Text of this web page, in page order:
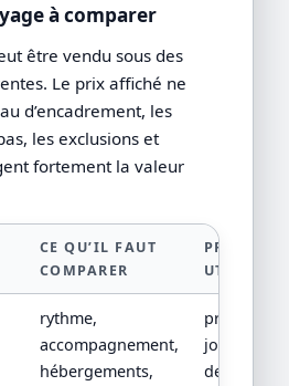
à comparer
être vendu sous des
Le prix affiché ne
d’encadrement, les
les exclusions et
fortement la valeur
CE QU’IL FAUT
COMPARER
PREUVE
UTILE
rythme,
accompagnement,
hébergements,
jour par
devis